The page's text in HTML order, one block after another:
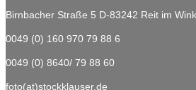
Birnbacher Straße 5 D-83242 Reit im
0049 (0) 160 970 79 88 6
0049 (0) 8640/ 79 88 60
foto(at)stockklauser.de